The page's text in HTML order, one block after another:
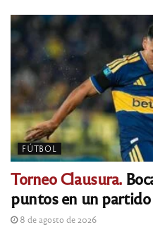
FÚTBOL
Torneo Clausura.
puntos en un
8 de agosto de 2026